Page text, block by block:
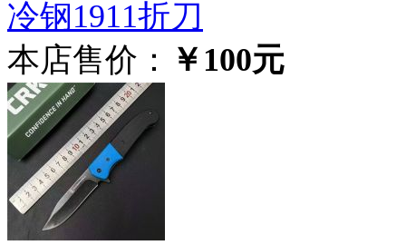
冷钢1911折刀
本店售价： ￥100元